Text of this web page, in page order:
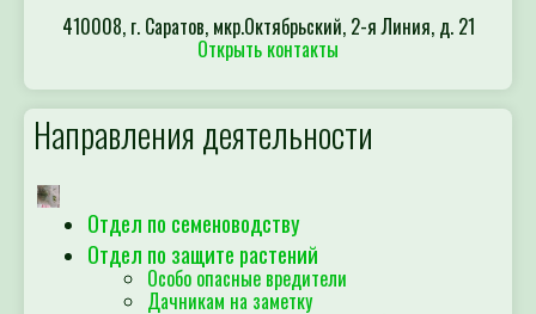
410008, г. Саратов, мкр.Октябрьский, 2-я Линия, д. 21
Открыть контакты
Направления деятельности
Отдел по семеноводству
Отдел по защите растений
Особо опасные вредители
Дачникам на заметку